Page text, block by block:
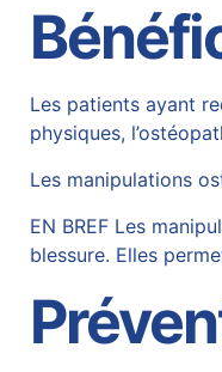
Les patients ayant
physiques,
Les manipulations
EN BREF Les
blessure. Elles